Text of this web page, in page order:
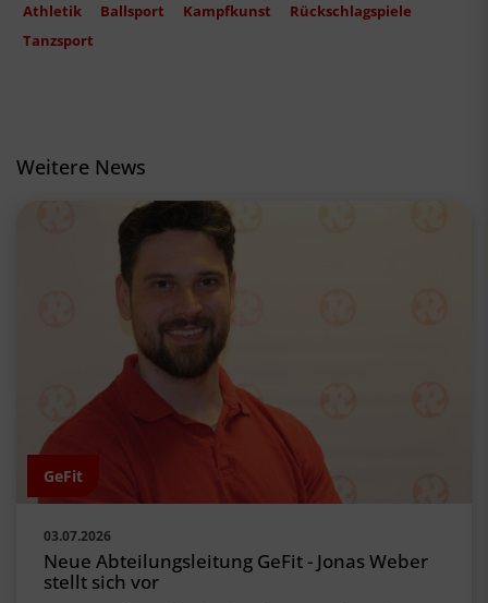
Athletik
Ballsport Kampfkunst
Rückschlagspiele
Tanzsport
Weitere News
GeFit
03.07.2026
Neue Abteilungsleitung GeFit - Jonas Weber
stellt sich vor